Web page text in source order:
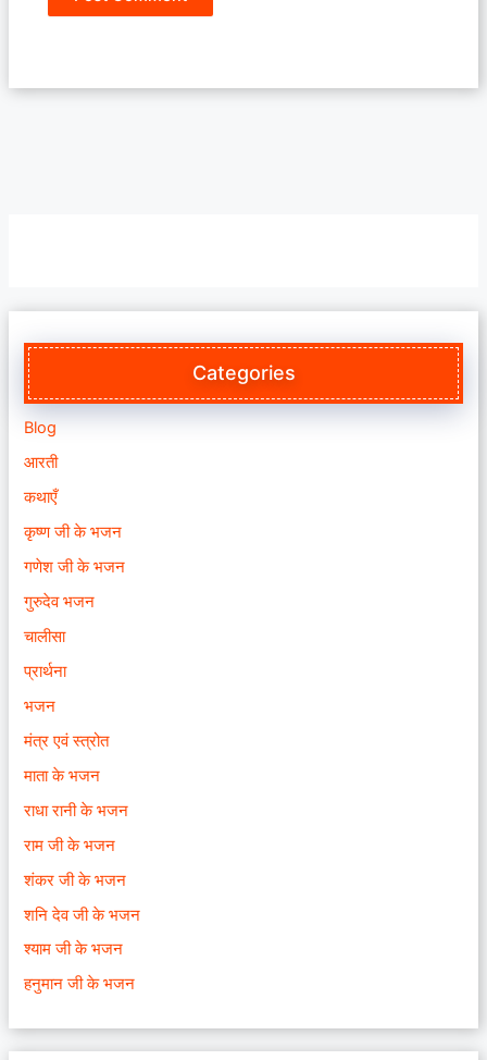
Categories
Blog
आरती
कथाएँ
कृष्ण जी के भजन
गणेश जी के भजन
गुरुदेव भजन
चालीसा
प्रार्थना
भजन
मंत्र एवं स्त्रोत
माता के भजन
राधा रानी के भजन
राम जी के भजन
शंकर जी के भजन
शनि देव जी के भजन
श्याम जी के भजन
हनुमान जी के भजन